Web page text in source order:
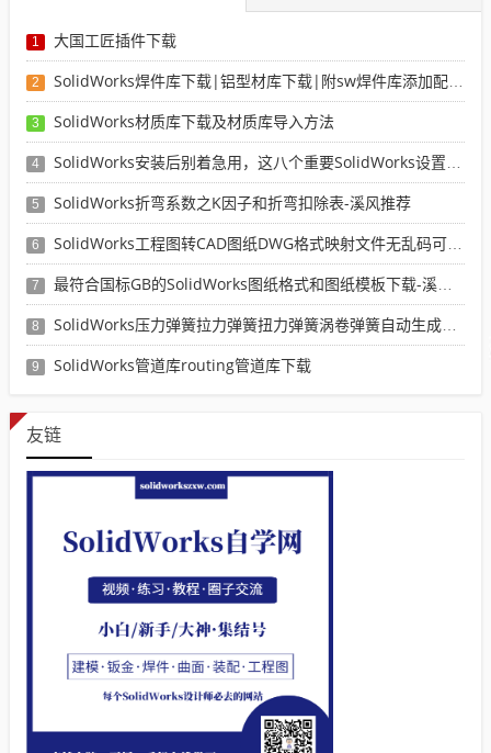
1 大国工匠插件下载
2 SolidWorks焊件库下载|铝型材库下载|附sw焊件库添加配置使用教程
3 SolidWorks材质库下载及材质库导入方法
4 SolidWorks安装后别着急用，这八个重要SolidWorks设置可以提高你的画图效率
5 SolidWorks折弯系数之K因子和折弯扣除表-溪风推荐
6 SolidWorks工程图转CAD图纸DWG格式映射文件无乱码可分层-溪风亲测推荐
7 最符合国标GB的SolidWorks图纸格式和图纸模板下载-溪风专用版
8 SolidWorks压力弹簧拉力弹簧扭力弹簧涡卷弹簧自动生成宏程序下载
9 SolidWorks管道库routing管道库下载
友链